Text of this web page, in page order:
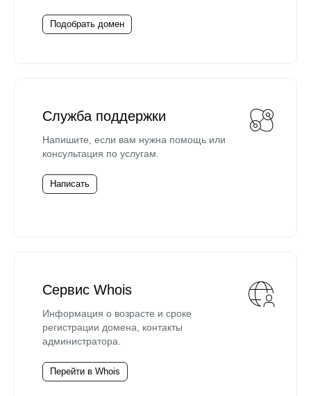
Подобрать домен
Служба поддержки
Напишите, если вам нужна помощь или
консультация по услугам.
Написать
Сервис Whois
Информация о возрасте и сроке
регистрации домена, контакты
администратора.
Перейти в Whois